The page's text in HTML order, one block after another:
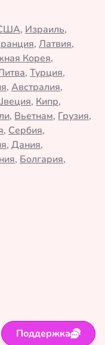
, Израиль,
, Латвия,
Корея,
, Турция,
, Австралия,
, Кипр,
, Вьетнам, Грузия,
, Сербия,
, Дания,
, Болгария,
Поддержка